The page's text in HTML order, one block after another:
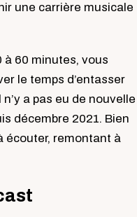
une carrière musicale
à 60 minutes, vous
le temps d’entasser
a pas eu de nouvelle
décembre 2021. Bien
écouter, remontant à